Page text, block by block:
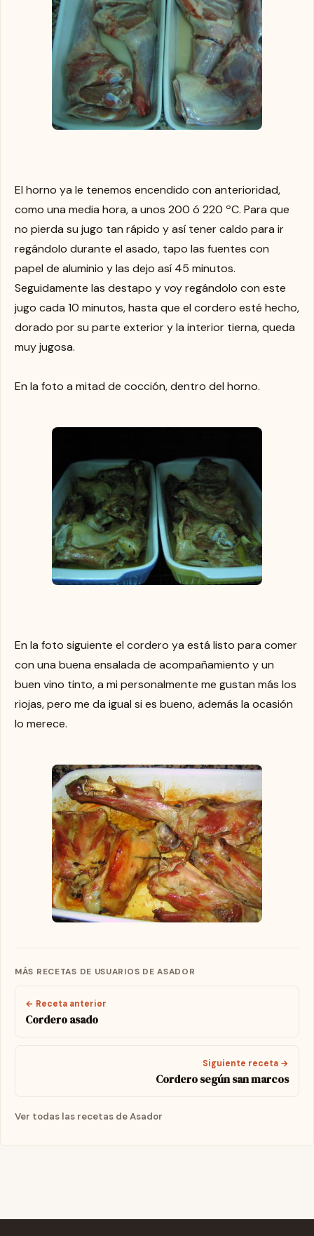
El horno ya le tenemos encendido con anterioridad,
como una media hora, a unos 200 ó 220 ºC. Para que
no pierda su jugo tan rápido y así tener caldo para ir
regándolo durante el asado, tapo las fuentes con
papel de aluminio y las dejo así 45 minutos.
Seguidamente las destapo y voy regándolo con este
jugo cada 10 minutos, hasta que el cordero esté hecho,
dorado por su parte exterior y la interior tierna, queda
muy jugosa.
En la foto a mitad de cocción, dentro del horno.
En la foto siguiente el cordero ya está listo para comer
con una buena ensalada de acompañamiento y un
buen vino tinto, a mi personalmente me gustan más los
riojas, pero me da igual si es bueno, además la ocasión
lo merece.
MÁS RECETAS DE USUARIOS DE ASADOR
← Receta anterior
Cordero asado
Siguiente receta →
Cordero según san marcos
Ver todas las recetas de Asador